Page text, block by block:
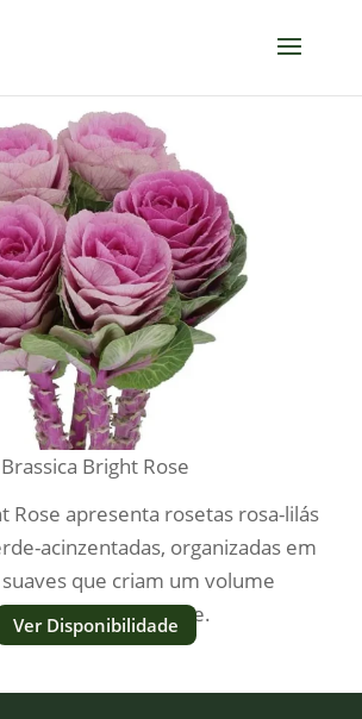
Brassica Bright Rose
Rose apresenta rosetas rosa-lilás
acinzentadas, organizadas em
que criam um volume
e elegante.
Ver Disponibilidade